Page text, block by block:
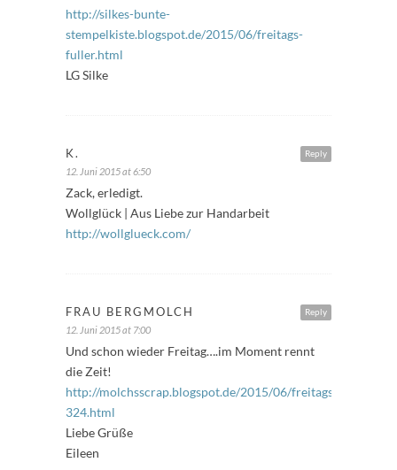
http://silkes-bunte-
stempelkiste.blogspot.de/2015/06/freitags-
fuller.html
LG Silke
Reply
K.
12. Juni 2015 at 6:50
Zack, erledigt.
Wollglück | Aus Liebe zur Handarbeit
http://wollglueck.com/
Reply
FRAU BERGMOLCH
12. Juni 2015 at 7:00
Und schon wieder Freitag….im Moment rennt
die Zeit!
http://molchsscrap.blogspot.de/2015/06/freitagsfuller-
324.html
Liebe Grüße
Eileen